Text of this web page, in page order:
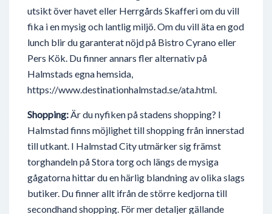
utsikt över havet eller Herrgårds Skafferi om du vill
fika i en mysig och lantlig miljö. Om du vill äta en god
lunch blir du garanterat nöjd på Bistro Cyrano eller
Pers Kök. Du finner annars fler alternativ på
Halmstads egna hemsida,
https://www.destinationhalmstad.se/ata.html.
Shopping:Är du nyfiken på stadens shopping? I
Halmstad finns möjlighet till shopping från innerstad
till utkant. I Halmstad City utmärker sig främst
torghandeln på Stora torg och längs de mysiga
gågatorna hittar du en härlig blandning av olika slags
butiker. Du finner allt ifrån de större kedjorna till
secondhand shopping. För mer detaljer gällande